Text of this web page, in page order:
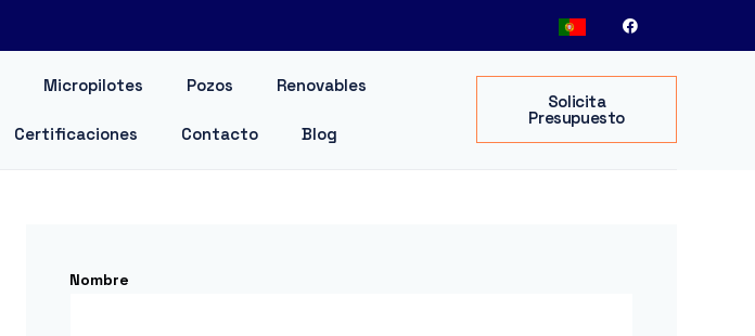
Micropilotes Pozos Renovables
Certificaciones Contacto Blog
Solicita
Presupuesto
Nombre